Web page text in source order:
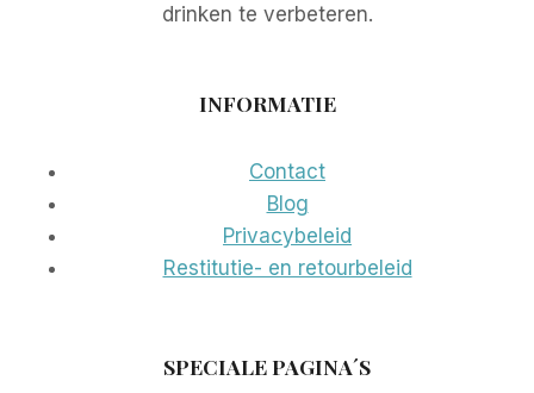
drinken te verbeteren.
INFORMATIE
Contact
Blog
Privacybeleid
Restitutie- en retourbeleid
SPECIALE PAGINA´S